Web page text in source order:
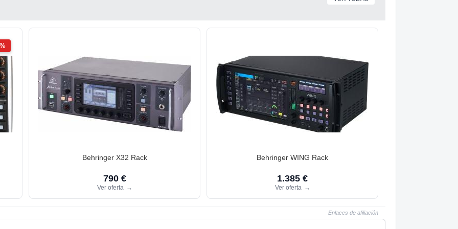
Behringer X32 Rack
790 €
Ver oferta →
Behringer WING Rack
1.385 €
Ver oferta →
Enlaces de afiliación